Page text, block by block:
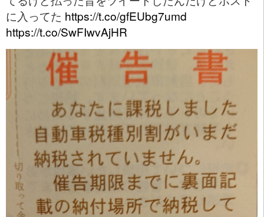
に入ってた https://t.co/gfEUbg7umd
https://t.co/SwFIwvAjHR